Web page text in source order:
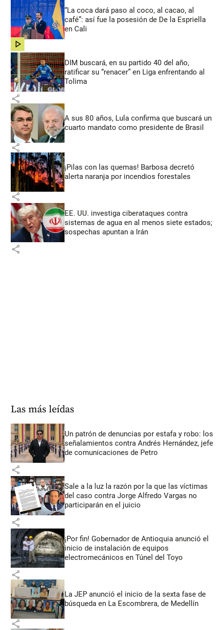
“La coca dará paso al coco, al cacao, al
café”: así fue la posesión de De la Espriella
en Cali
share
DIM buscará, en su partido 40 del año,
ratificar su “renacer” en Liga enfrentando al
Tolima
share
A sus 80 años, Lula confirma que buscará un
cuarto mandato como presidente de Brasil
share
¡Pilas con las quemas! Barbosa decretó
alerta naranja por incendios forestales
share
EE. UU. investiga ciberataques contra
sistemas de agua en al menos siete estados;
sospechas apuntan a Irán
share
Las más leídas
Un patrón de denuncias por estafa y robo: los
señalamientos contra Andrés Hernández, jefe
de comunicaciones de Petro
share
Sale a la luz la razón por la que las víctimas
del caso contra Jorge Alfredo Vargas no
participarán en el juicio
share
¡Por fin! Gobernador de Antioquia anunció el
inicio de instalación de equipos
electromecánicos en Túnel del Toyo
share
La JEP anunció el inicio de la sexta fase de
búsqueda en La Escombrera, de Medellín
share